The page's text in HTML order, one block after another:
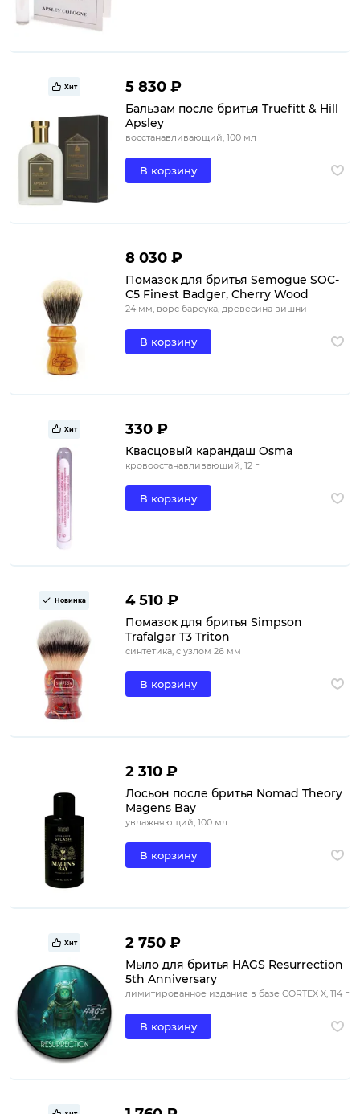
Хит 5 830 ₽
Бальзам после бритья Truefitt & Hill
Apsley
восстанавливающий, 100 мл
В корзину
8 030 ₽
Помазок для бритья Semogue SOC-
C5 Finest Badger, Cherry Wood
24 мм, ворс барсука, древесина вишни
В корзину
Хит 330 ₽
Квасцовый карандаш Osma
кровоостанавливающий, 12 г
В корзину
Новинка 4 510 ₽
Помазок для бритья Simpson
Trafalgar T3 Triton
синтетика, с узлом 26 мм
В корзину
2 310 ₽
Лосьон после бритья Nomad Theory
Magens Bay
увлажняющий, 100 мл
В корзину
Хит 2 750 ₽
Мыло для бритья HAGS Resurrection
5th Anniversary
лимитированное издание в базе CORTEX X, 114 г
В корзину